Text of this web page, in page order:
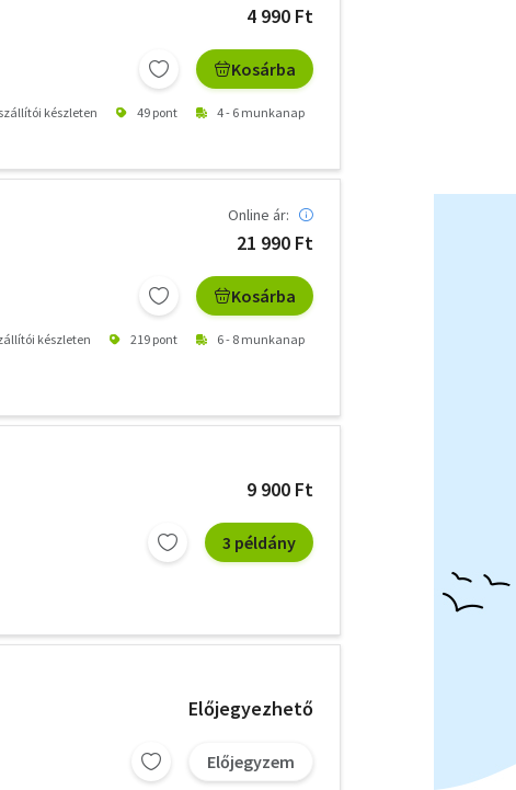
4 990 Ft
Kosárba
készleten 49 pont 4 - 6 munkanap
Online ár:
21 990 Ft
Kosárba
készleten 219 pont 6 - 8 munkanap
9 900 Ft
3 példány
Előjegyezhető
Előjegyzem